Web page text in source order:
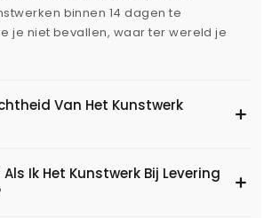
binnen 14 dagen te
je niet bevallen, waar ter wereld je
Van Het Kunstwerk
Ik Het Kunstwerk Bij Levering